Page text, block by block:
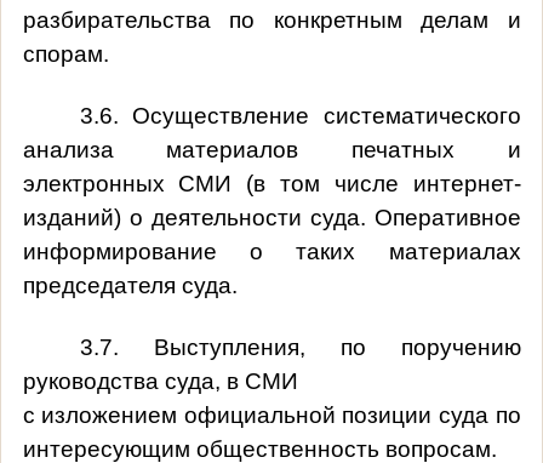
разбирательства по конкретным делам и
спорам.
3.6. Осуществление систематического
анализа материалов печатных и
электронных СМИ (в том числе интернет-
изданий) о деятельности суда. Оперативное
информирование о таких материалах
председателя суда.
3.7. Выступления, по поручению
руководства суда, в СМИ
с изложением официальной позиции суда по
интересующим общественность вопросам.